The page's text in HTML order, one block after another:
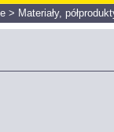
> Materiały,